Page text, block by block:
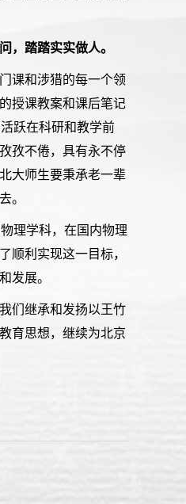
，踏踏实实做人。
课和涉猎的每一个领
授课教案和课后笔记
跃在科研和教学前
孜不倦，具有永不停
大师生要秉承老一辈
。
理学科，在国内物理
顺利实现这一目标，
发展。
们继承和发扬以王竹
育思想，继续为北京